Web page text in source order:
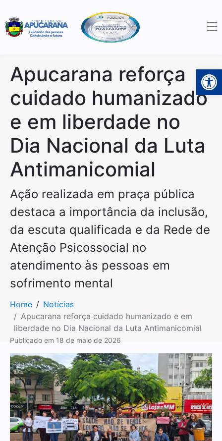
Apucarana reforça
cuidado humanizado
e em liberdade no
Dia Nacional da Luta
Antimanicomial
Ação realizada em praça pública
destaca a importância da inclusão,
da escuta qualificada e da Rede de
Atenção Psicossocial no
atendimento às pessoas em
sofrimento mental
Home
Notícias
Apucarana reforça cuidado humanizado e em
liberdade no Dia Nacional da Luta Antimanicomial
Publicado em 18 de maio de 2026